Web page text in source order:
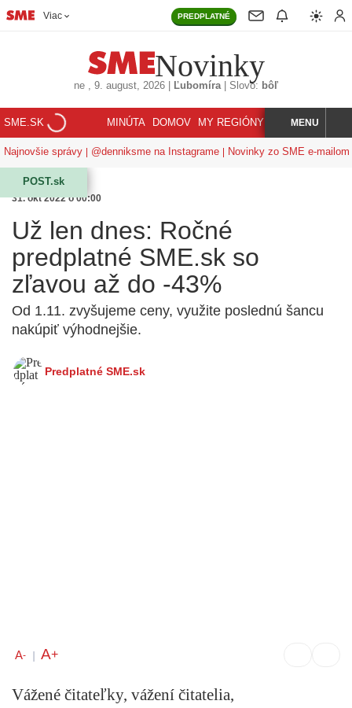
Viac PREDPLATNÉ
Novinky
ne , 9. august, 2026 Ľubomíra| Slovo: bôľ
SME.SK MINÚTA DOMOV MY REGIÓNY KORZÁR
HĽADAJMENU
Najnovšie správy @denniksme na Instagrame Novinky zo SME e-mailom
POST.sk
31. okt 2022 o 00:00
Už len dnes: Ročné
predplatné SME.sk so
zľavou až do -43%
Od 1.11. zvyšujeme ceny, využite poslednú šancu
nakúpiť výhodnejšie.
Predplatné SME.sk
A- | A+
Vážené čitateľky, vážení čitatelia,